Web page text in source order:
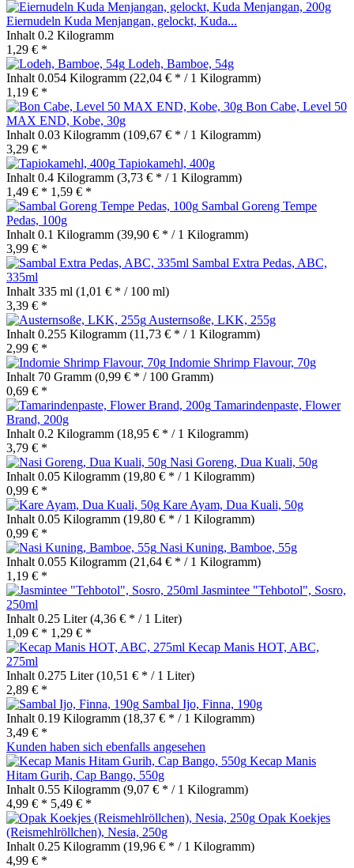
Eiernudeln Kuda Menjangan, gelockt, Kuda...
Inhalt 0.2 Kilogramm
1,29 € *
Lodeh, Bamboe, 54g
Inhalt 0.054 Kilogramm (22,04 € * / 1 Kilogramm)
1,19 € *
Bon Cabe, Level 50
MAX END, Kobe, 30g
Inhalt 0.03 Kilogramm (109,67 € * / 1 Kilogramm)
3,29 € *
Tapiokamehl, 400g
Inhalt 0.4 Kilogramm (3,73 € * / 1 Kilogramm)
1,49 € * 1,59 € *
Sambal Goreng Tempe
Pedas, 100g
Inhalt 0.1 Kilogramm (39,90 € * / 1 Kilogramm)
3,99 € *
Sambal Extra Pedas, ABC,
335ml
Inhalt 335 ml (1,01 € * / 100 ml)
3,39 € *
Austernsoße, LKK, 255g
Inhalt 0.255 Kilogramm (11,73 € * / 1 Kilogramm)
2,99 € *
Indomie Shrimp Flavour, 70g
Inhalt 70 Gramm (0,99 € * / 100 Gramm)
0,69 € *
Tamarindenpaste, Flower
Brand, 200g
Inhalt 0.2 Kilogramm (18,95 € * / 1 Kilogramm)
3,79 € *
Nasi Goreng, Dua Kuali, 50g
Inhalt 0.05 Kilogramm (19,80 € * / 1 Kilogramm)
0,99 € *
Kare Ayam, Dua Kuali, 50g
Inhalt 0.05 Kilogramm (19,80 € * / 1 Kilogramm)
0,99 € *
Nasi Kuning, Bamboe, 55g
Inhalt 0.055 Kilogramm (21,64 € * / 1 Kilogramm)
1,19 € *
Jasmintee "Tehbotol", Sosro,
250ml
Inhalt 0.25 Liter(4,36 € * / 1 Liter)
1,09 € * 1,29 € *
Kecap Manis HOT, ABC,
275ml
Inhalt 0.275 Liter(10,51 € * / 1 Liter)
2,89 € *
Sambal Ijo, Finna, 190g
Inhalt 0.19 Kilogramm (18,37 € * / 1 Kilogramm)
3,49 € *
Kunden haben sich ebenfalls angesehen
Kecap Manis
Hitam Gurih, Cap Bango, 550g
Inhalt 0.55 Kilogramm (9,07 € * / 1 Kilogramm)
4,99 € * 5,49 € *
Opak Koekjes
(Reismehlröllchen), Nesia, 250g
Inhalt 0.25 Kilogramm (19,96 € * / 1 Kilogramm)
4,99 € *